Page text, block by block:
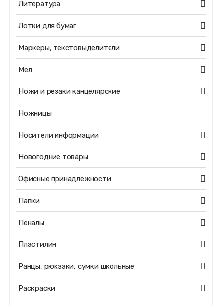
Литература
Лотки для бумаг
Маркеры, текстовыделители
Мел
Ножи и резаки канцелярские
Ножницы
Носители информации
Новогодние товары
Офисные принадлежности
Папки
Пеналы
Пластилин
Ранцы, рюкзаки, сумки школьные
Раскраски